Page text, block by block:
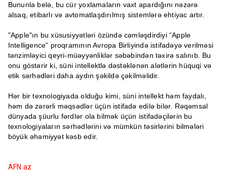
Bununla belə, bu cür yoxlamaların vaxt apardığını nəzərə
alsaq, etibarlı və avtomatlaşdırılmış sistemlərə ehtiyac artır.
"Apple"ın bu xüsusiyyətləri özündə cəmləşdirdiyi “Apple
Intelligence” proqramının Avropa Birliyində istifadəyə verilməsi
tənzimləyici qeyri-müəyyənliklər səbəbindən təxirə salınıb. Bu
onu göstərir ki, süni intellektlə dəstəklənən alətlərin hüquqi və
etik sərhədləri daha aydın şəkildə çəkilməlidir.
Hər bir texnologiyada olduğu kimi, süni intellekt həm faydalı,
həm də zərərli məqsədlər üçün istifadə edilə bilər. Rəqəmsal
dünyada şüurlu fərdlər ola bilmək üçün istifadəçilərin bu
texnologiyaların sərhədlərini və mümkün təsirlərini bilmələri
böyük əhəmiyyət kəsb edir.
AFN.az